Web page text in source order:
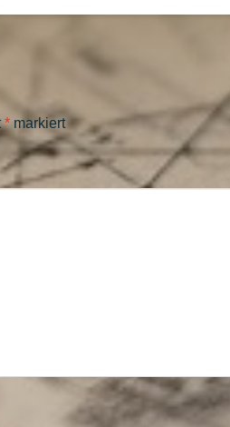
* markiert